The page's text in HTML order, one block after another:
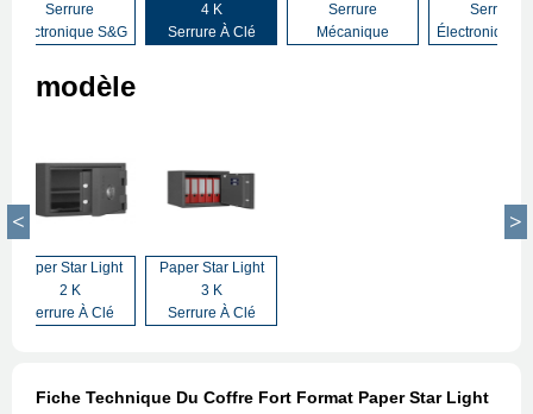
Serrure
Électronique S&G
4 K
Serrure À Clé
Serrure
Mécanique
Serrure
Électronique
modèle
Paper Star Light
2 K
Serrure À Clé
Paper Star Light
3 K
Serrure À Clé
Fiche Technique Du Coffre Fort Format Paper Star Light